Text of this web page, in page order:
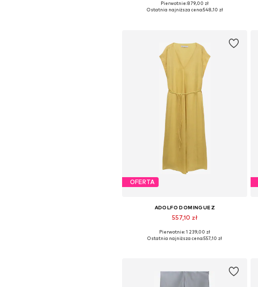
Dostępne rozmiary: 34, 36, 38, 40, 42
Pierwotnie: 879,00 zł
Ostatnia najniższa cena:548,10 zł
OFERTA
ADOLFO DOMINGUEZ
557,10 zł
Dostępne rozmiary: 34, 36, 38, 40
Pierwotnie: 1 239,00 zł
Ostatnia najniższa cena:557,10 zł